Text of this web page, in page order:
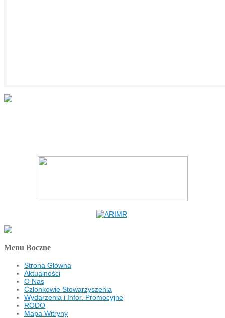
Menu Boczne
Strona Główna
Aktualności
O Nas
Członkowie Stowarzyszenia
Wydarzenia i Infor. Promocyjne
RODO
Mapa Witryny